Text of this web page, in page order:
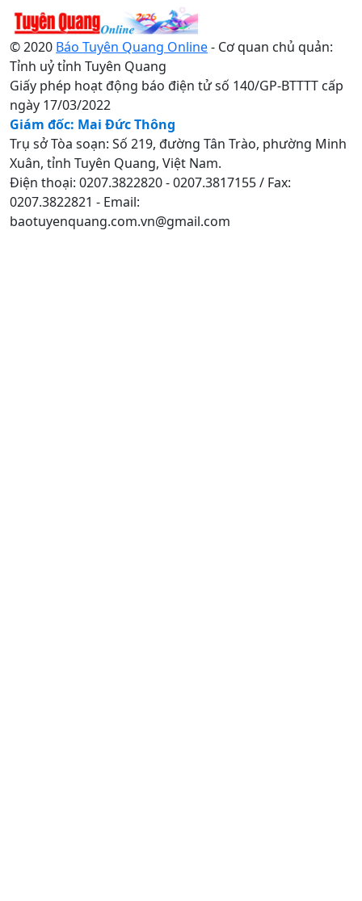
© 2020 Báo Tuyên Quang Online- Cơ quan chủ quản:
Tỉnh uỷ tỉnh Tuyên Quang
Giấy phép hoạt động báo điện tử số 140/GP-BTTTT cấp
ngày 17/03/2022
Giám đốc: Mai Đức Thông
Trụ sở Tòa soạn: Số 219, đường Tân Trào, phường Minh
Xuân, tỉnh Tuyên Quang, Việt Nam.
Điện thoại: 0207.3822820 - 0207.3817155 / Fax:
0207.3822821 - Email:
baotuyenquang.com.vn@gmail.com